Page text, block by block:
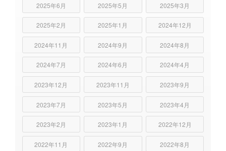
2025年6月 2025年5月 2025年3月
2025年2月 2025年1月 2024年12月
2024年11月 2024年9月 2024年8月
2024年7月 2024年6月 2024年4月
2023年12月 2023年11月 2023年9月
2023年7月 2023年5月 2023年4月
2023年2月 2023年1月 2022年12月
2022年11月 2022年9月 2022年8月